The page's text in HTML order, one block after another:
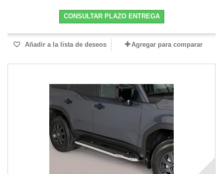
CONSULTAR PLAZO ENTREGA
Añadir a la lista de deseos Agregar para comparar